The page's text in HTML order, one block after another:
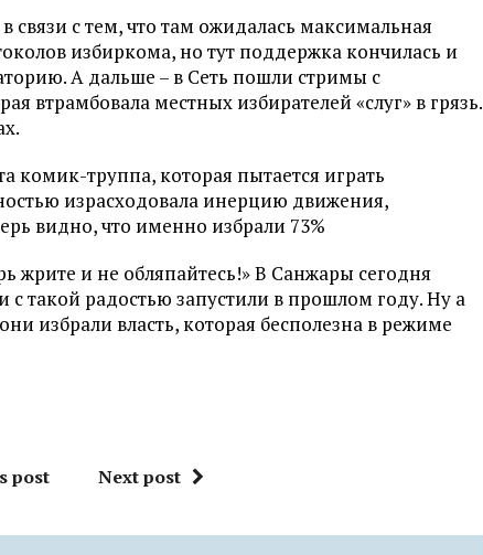
связи с тем, что там ожидалась максимальная
избиркома, но тут поддержка кончилась и
А дальше – в Сеть пошли стримы с
втрамбовала местных избирателей «слуг» в грязь.
комик-труппа, которая пытается играть
израсходовала инерцию движения,
видно, что именно избрали 73%
жрите и не обляпайтесь!» В Санжары сегодня
такой радостью запустили в прошлом году. Ну а
избрали власть, которая бесполезна в режиме
post Next post